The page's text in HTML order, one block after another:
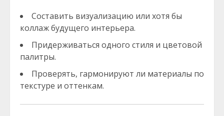
Составить визуализацию или хотя бы
коллаж будущего интерьера.
Придерживаться одного стиля и цветовой
палитры.
Проверять, гармонируют ли материалы по
текстуре и оттенкам.